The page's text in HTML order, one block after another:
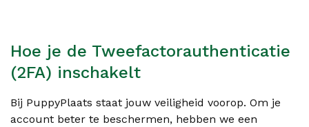
Hoe je de Tweefactorauthenticatie
(2FA) inschakelt
Bij PuppyPlaats staat jouw veiligheid voorop. Om je
account beter te beschermen, hebben we een